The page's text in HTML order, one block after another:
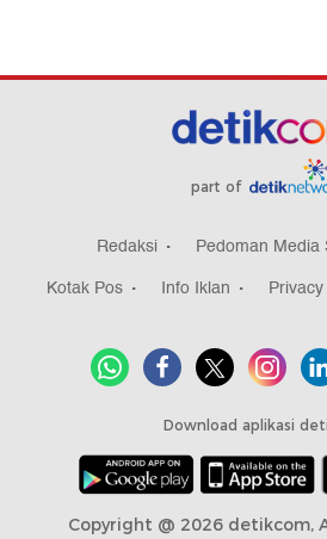
part of
Redaksi Pedoman Media
Kotak Pos
Info Iklan
Download aplikasi
Copyright @ 2026 detikcom,